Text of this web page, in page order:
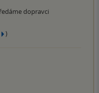
dopravci
)